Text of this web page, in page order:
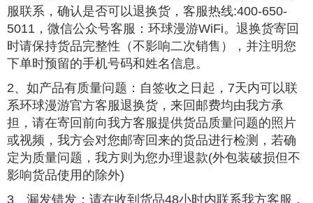
服联系，确认是否可以退换货，客服热线:400-650-
5011，微信公众号客服：环球漫游WiFi。退换货寄回
时请保持货品完整性（不影响二次销售），并注明您
下单时预留的手机号码和姓名信息。
2、如产品有质量问题：自签收之日起，7天内可以联
系环球漫游官方客服退换货，来回邮费均由我方承
担，请在寄回前向我方客服提供货品质量问题的照片
或视频，我方会对您邮寄回来的货品进行检测，若确
定为质量问题，我方则为您办理退款(外包装破损但不
影响货品使用的除外)
3、漏发错发：请在收到货品48小时内联系我方客服，